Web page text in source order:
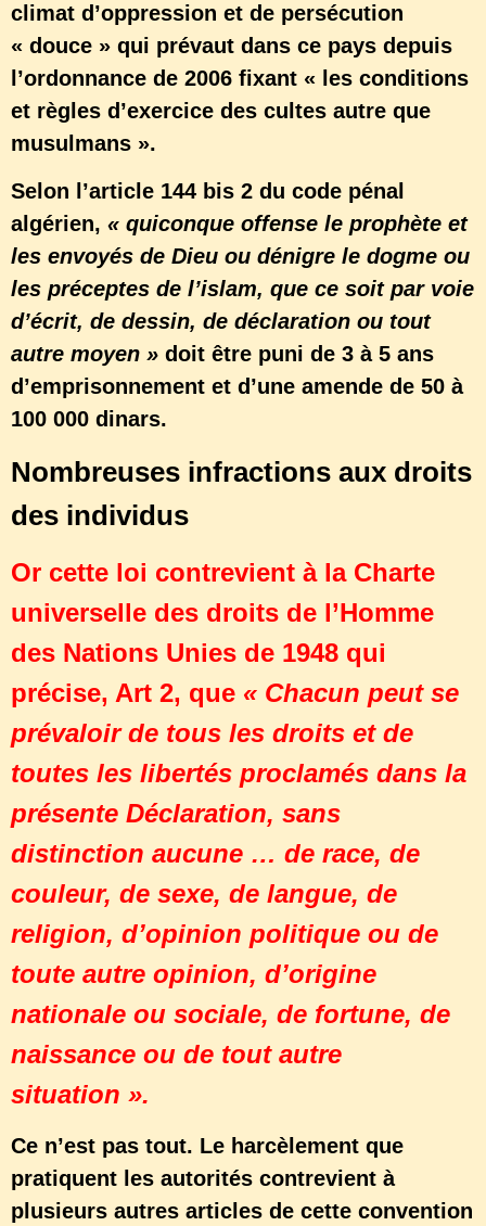
climat d’oppression et de persécution
« douce » qui prévaut dans ce pays depuis
l’ordonnance de 2006 fixant « les conditions
et règles d’exercice des cultes autre que
musulmans ».
Selon l’article 144 bis 2 du code pénal
algérien, « quiconque offense le prophète et
les envoyés de Dieu ou dénigre le dogme ou
les préceptes de l’islam, que ce soit par voie
d’écrit, de dessin, de déclaration ou tout
autre moyen » doit être puni de 3 à 5 ans
d’emprisonnement et d’une amende de 50 à
100 000 dinars.
Nombreuses infractions aux droits
des individus
Or cette loi contrevient à la Charte
universelle des droits de l’Homme
des Nations Unies de 1948 qui
précise, Art 2, que « Chacun peut se
prévaloir de tous les droits et de
toutes les libertés proclamés dans la
présente Déclaration, sans
distinction aucune … de race, de
couleur, de sexe, de langue, de
religion, d’opinion politique ou de
toute autre opinion, d’origine
nationale ou sociale, de fortune, de
naissance ou de tout autre
situation ».
Ce n’est pas tout. Le harcèlement que
pratiquent les autorités contrevient à
plusieurs autres articles de cette convention